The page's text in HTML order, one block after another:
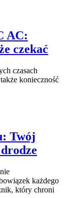
AC:
czekać
czasach
konieczność
Twój
każdego
który chroni